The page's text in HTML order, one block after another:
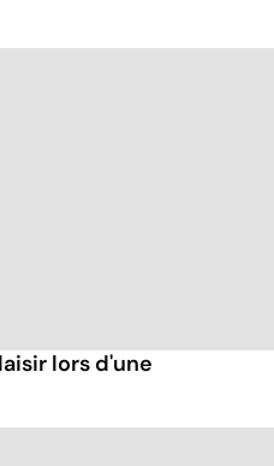
lors d'une